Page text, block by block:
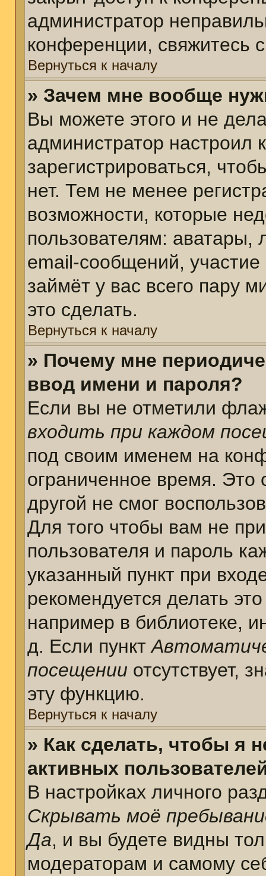
администратор
конференции, свяжитесь
Вернуться к началу
» Зачем мне вообще
Вы можете этого и не
администратор
зарегистрироваться,
нет. Тем не менее
возможности, которые
пользователям: аватары,
email-сообщений, участие
займёт у вас всего пару
это сделать.
Вернуться к началу
» Почему мне
ввод имени и пароля?
Если вы не отметили
входить при каждом
под своим именем на
ограниченное время. Это
другой не смог
Для того чтобы вам не
пользователя и пароль
указанный пункт при
рекомендуется делать
например в библиотеке,
д. Если пункт
посещении отсутствует,
эту функцию.
Вернуться к началу
» Как сделать, чтобы я
активных
В настройках личного
Скрывать моё
Да, и вы будете видны
модераторам и самому